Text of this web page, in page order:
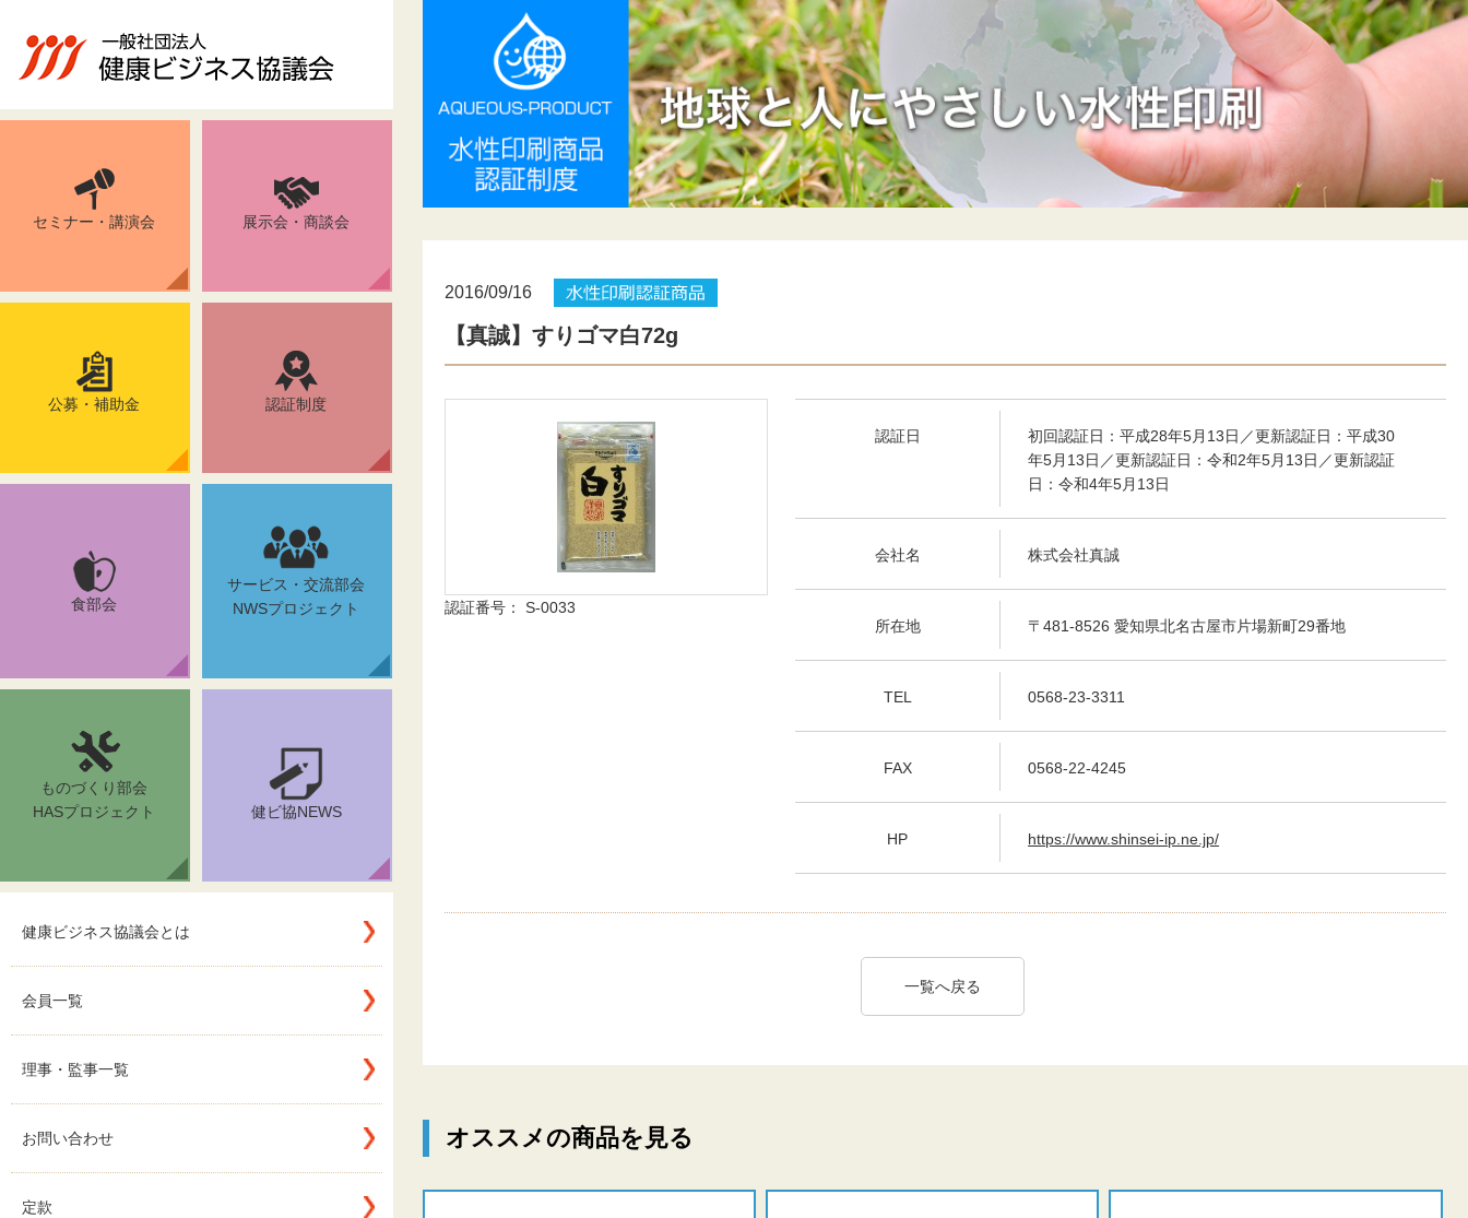
2016/09/16
【真誠】すりゴマ白72g
認証番号： S-0033
認証日
初回認証日：平成28年5月13日／更新認証日：平成30
年5月13日／更新認証日：令和2年5月13日／更新認証
日：令和4年5月13日
会社名 株式会社真誠
所在地 〒481-8526 愛知県北名古屋市片場新町29番地
TEL 0568-23-3311
FAX 0568-22-4245
HP https://www.shinsei-ip.ne.jp/
一覧へ戻る
オススメの商品を見る
セミナー・講演会 展示会・商談会
公募・補助金 認証制度
食部会
サービス・交流部会
NWSプロジェクト
ものづくり部会
HASプロジェクト
健ビ協NEWS
健康ビジネス協議会とは
会員一覧
理事・監事一覧
お問い合わせ
定款